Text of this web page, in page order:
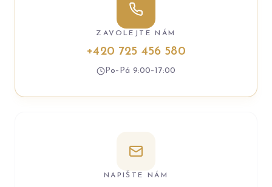
ZAVOLEJTE NÁM
+420 725 456 580
Po–Pá 9:00–17:00
NAPIŠTE NÁM